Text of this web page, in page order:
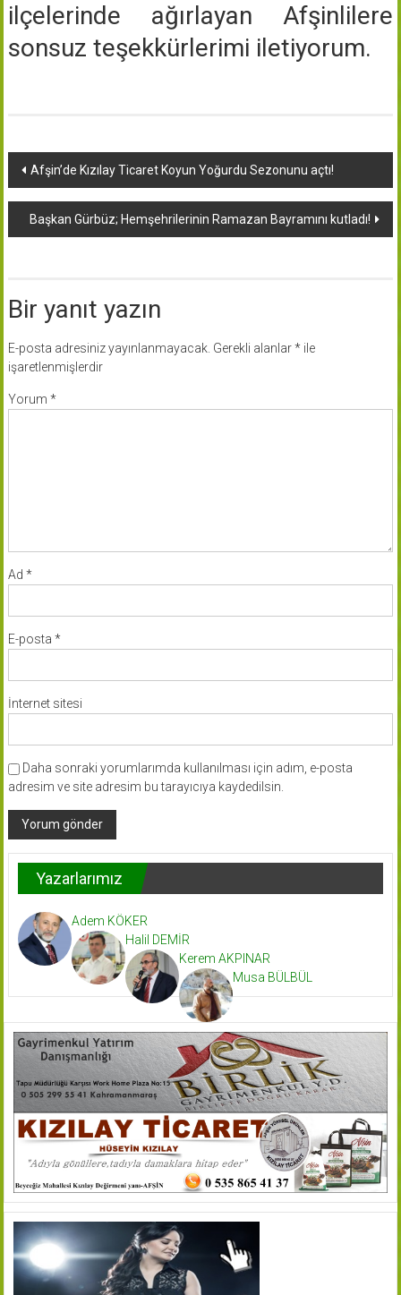
ilçelerinde ağırlayan Afşinlilere
sonsuz teşekkürlerimi iletiyorum.
Yazı
dolaşımı
Afşin’de Kızılay Ticaret Koyun Yoğurdu Sezonunu açtı!
Başkan Gürbüz; Hemşehrilerinin Ramazan Bayramını kutladı!
Bir yanıt yazın
E-posta adresiniz yayınlanmayacak. Gerekli alanlar*ile
işaretlenmişlerdir
Yorum *
Ad *
E-posta *
İnternet sitesi
Daha sonraki yorumlarımda kullanılması için adım, e-posta
adresim ve site adresim bu tarayıcıya kaydedilsin.
Yazarlarımız
Adem KÖKER
Halil DEMİR
Kerem AKPINAR
Musa BÜLBÜL